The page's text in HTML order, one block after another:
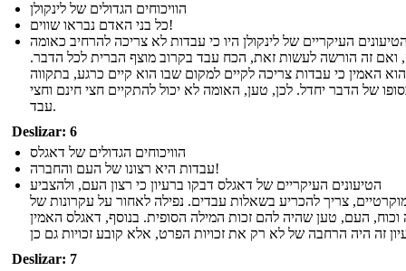
הוויכוחים הגדולים של לינקולן
כל בני האדם נבראו שווים!
העיקריים של לינקולן היו כי עבדות לא צריכה להרחיב כאומה
זה הורשה לעשות זאת, הכח עבד בקרוב מוצף הברית לכל הדבר.
האמין כי עבדות צריכה לקיים למקום שבו הוא קיים כרגע, בתקווה
של הדבר יחדל. לכן, טען, האומה לא יכול להתקיים חצי חינם וחצי
עבד.
Deslizar: 6
הוויכוחים הגדולים של דאגלס
עבדות היא רצונו של העם והחברה!
הטיעונים העיקריים של דאגלס דבקו ברעיון כי רצון העם, ולהצביע
צריך להכריע בשאלות עבדים. נפילה לאחור על עקרונות של
וכוח, העם, טען שהיה להם זכות המילה הסופית. בנוסף, דאגלס האמין
Deslizar: 7